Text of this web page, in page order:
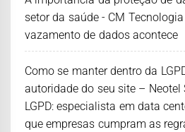
setor da saúde - CM
vazamento de dados acontece
Como se manter dentro da
autoridade do seu site – Neotel
LGPD: especialista em data
que empresas cumpram as